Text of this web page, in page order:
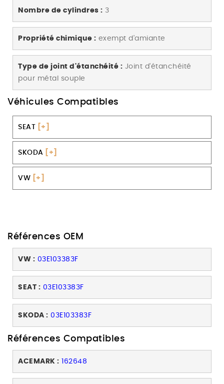
Nombre de cylindres : 3
Propriété chimique : exempt d'amiante
Type de joint d'étanchéité : Joint d'étanchéité
pour métal souple
Véhicules Compatibles
SEAT [+]
SKODA [+]
VW [+]
Références OEM
VW : 03E103383F
SEAT : 03E103383F
SKODA : 03E103383F
Références Compatibles
ACEMARK : 162648